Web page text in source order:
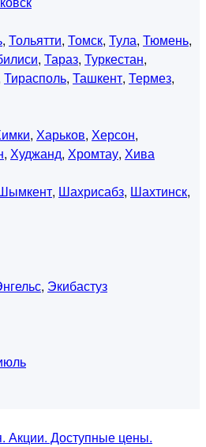
, Тольятти, Томск, Тула, Тюмень,
, Тараз, Туркестан,
Тирасполь, Ташкент, Термез,
, Харьков, Херсон,
, Худжанд, Хромтау, Хива
, Шахрисабз, Шахтинск,
, Экибастуз
Акции. Доступные цены.